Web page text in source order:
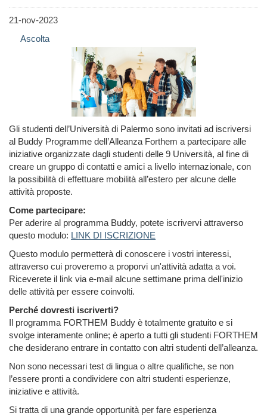
21-nov-2023
Ascolta
Gli studenti dell’Università di Palermo sono invitati ad iscriversi
al Buddy Programme dell’Alleanza Forthem a partecipare alle
iniziative organizzate dagli studenti delle 9 Università, al fine di
creare un gruppo di contatti e amici a livello internazionale, con
la possibilità di effettuare mobilità all’estero per alcune delle
attività proposte.
Come partecipare:
Per aderire al programma Buddy, potete iscrivervi attraverso
questo modulo: LINK DI ISCRIZIONE
Questo modulo permetterà di conoscere i vostri interessi,
attraverso cui proveremo a proporvi un'attività adatta a voi.
Riceverete il link via e-mail alcune settimane prima dell'inizio
delle attività per essere coinvolti.
Perché dovresti iscriverti?
Il programma FORTHEM Buddy è totalmente gratuito e si
svolge interamente online; è aperto a tutti gli studenti FORTHEM
che desiderano entrare in contatto con altri studenti dell’alleanza.
Non sono necessari test di lingua o altre qualifiche, se non
l’essere pronti a condividere con altri studenti esperienze,
iniziative e attività.
Si tratta di una grande opportunità per fare esperienza